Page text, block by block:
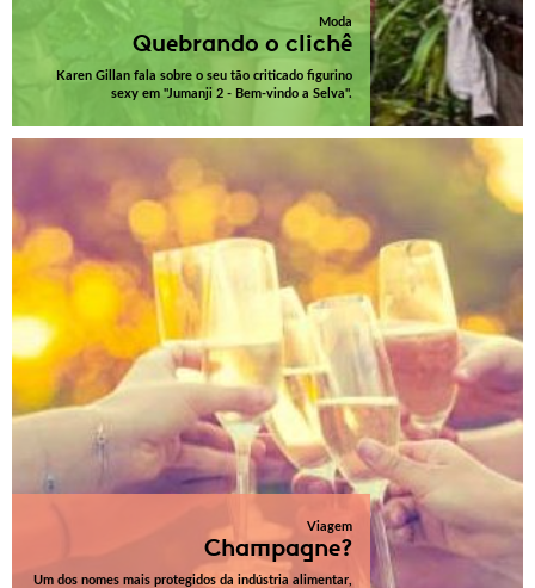
Moda
Quebrando o clichê
Karen Gillan fala sobre o seu tão criticado figurino
sexy em "Jumanji 2 - Bem-vindo a Selva".
Viagem
Champagne?
Um dos nomes mais protegidos da indústria alimentar,